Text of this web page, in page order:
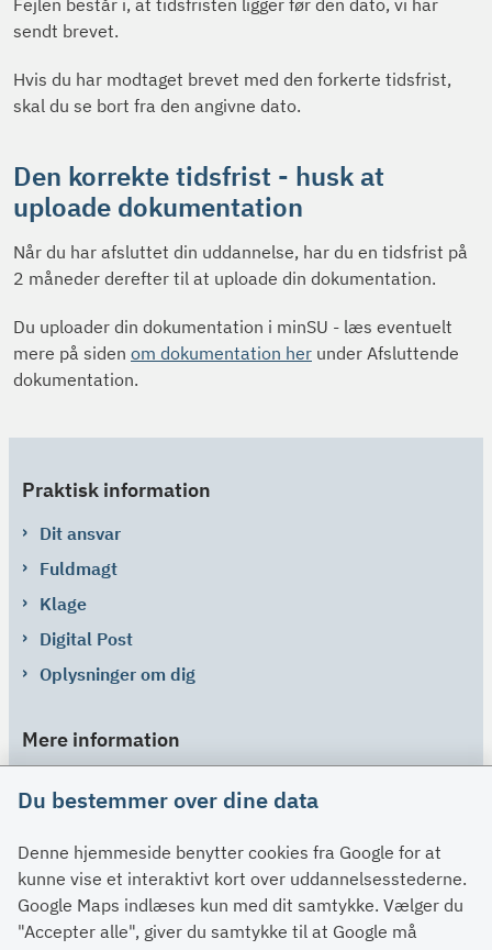
Fejlen består i, at tidsfristen ligger før den dato, vi har
sendt brevet.
Hvis du har modtaget brevet med den forkerte tidsfrist,
skal du se bort fra den angivne dato.
Den korrekte tidsfrist - husk at
uploade dokumentation
Når du har afsluttet din uddannelse, har du en tidsfrist på
2 måneder derefter til at uploade din dokumentation.
Du uploader din dokumentation i minSU - læs eventuelt
mere på siden om dokumentation her under Afsluttende
dokumentation.
Praktisk information
Dit ansvar
Fuldmagt
Klage
Digital Post
Oplysninger om dig
Mere information
Spørgsmål og svar
Kontakt
Paragraffer
Du bestemmer over dine data
Denne hjemmeside benytter cookies fra Google for at
kunne vise et interaktivt kort over uddannelsesstederne.
Google Maps indlæses kun med dit samtykke. Vælger du
"Accepter alle", giver du samtykke til at Google må